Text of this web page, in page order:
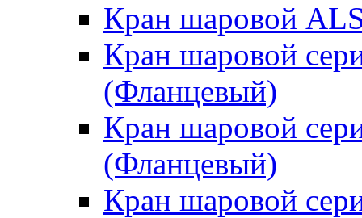
Кран шаровой
Кран шаровой
(Фланцевый)
Кран шаровой
(Фланцевый)
Кран шаровой